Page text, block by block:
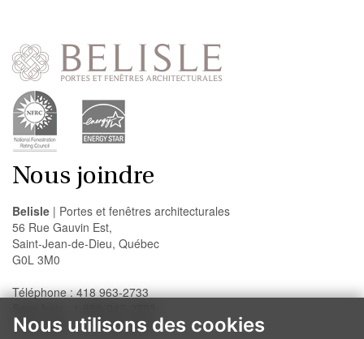
Nous utilisons des cookies
Nous joindre
Belisle | Portes et fenêtres architecturales
56 Rue Gauvin Est,
Saint-Jean-de-Dieu, Québec
G0L 3M0
Téléphone : 418 963-2733
Télécopieur : 418 963-2200